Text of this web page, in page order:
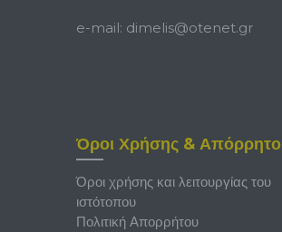
e-mail: dimelis@otenet.gr
Όροι Χρήσης & Απόρρητο
Όροι χρήσης και λειτουργίας του
ιστότοπου
Πολιτική Απορρήτου